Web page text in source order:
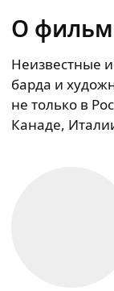
О
Неизвестные
барда и
не только в
Канаде,